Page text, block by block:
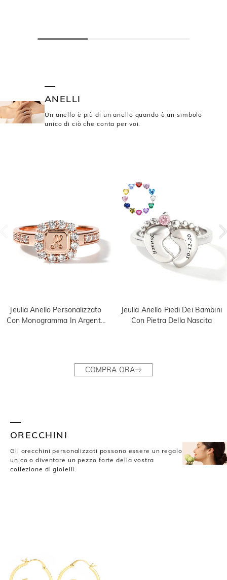
ANELLI
Un anello è più di un anello quando è un simbolo
unico di ciò che conta per voi.
Jeulia Anello Personalizzato
Con Monogramma In Argento
Jeulia Anello Piedi Dei Bambini
Con Pietra Della Nascita
COMPRA ORA
ORECCHINI
Gli orecchini personalizzati possono essere un regalo
unico o diventare un pezzo forte della vostra
collezione di gioielli.